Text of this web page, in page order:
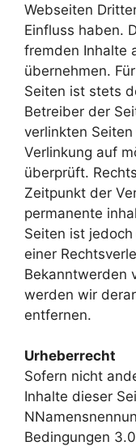
Webseiten
Einfluss haben.
fremden Inhalte
übernehmen.
Seiten ist stets
Betreiber der
verlinkten
Verlinkung auf
überprüft.
Zeitpunkt der
permanente
Seiten ist
einer
Bekanntwerden
werden wir
entfernen.
Urheberrecht
Sofern nicht
Inhalte dieser
Bedingungen